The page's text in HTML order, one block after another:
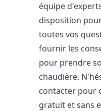
équipe
disposition
toutes vos
fournir les
pour prendre
chaudière.
contacter pour
gratuit et sans